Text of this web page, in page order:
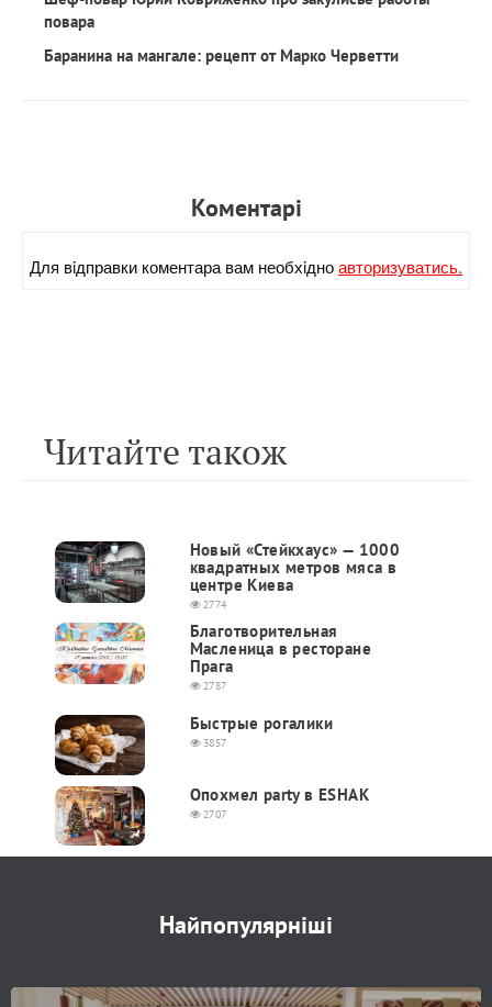
повара
Баранина на мангале: рецепт от Марко Черветти
Коментарi
Для вiдправки коментара вам необхiдноавторизуватись.
Читайте також
Новый «Стейкхаус» — 1000
квадратных метров мяса в
центре Киева
2774
Благотворительная
Масленица в ресторане
Прага
2787
Быстрые рогалики
3857
Опохмел party в ESHAK
2707
Найпопулярніші